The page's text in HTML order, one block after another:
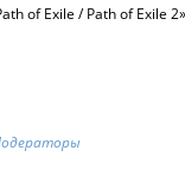
of Exile / Path of Exile 2»